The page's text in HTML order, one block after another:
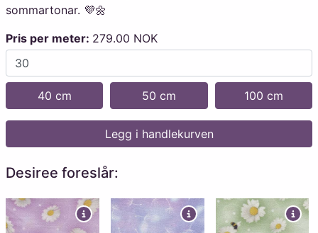
sommartonar. 💜🌼
Pris per meter: 279.00 NOK
40 cm 50 cm 100 cm
Legg i handlekurven
Desiree foreslår: